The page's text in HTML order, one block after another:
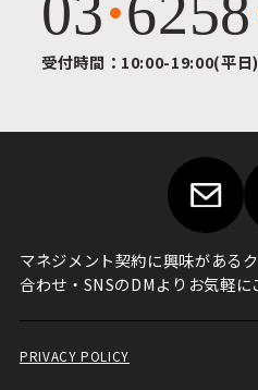
受付時間：10:00-19:00(平日)
マネジメント契約に興味がある
合わせ・ SNSのDMよりお気軽に
PRIVACY POLICY